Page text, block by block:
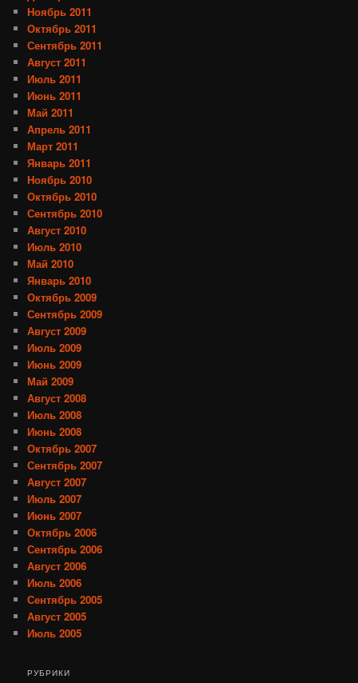
Ноябрь 2011
Октябрь 2011
Сентябрь 2011
Август 2011
Июль 2011
Июнь 2011
Май 2011
Апрель 2011
Март 2011
Январь 2011
Ноябрь 2010
Октябрь 2010
Сентябрь 2010
Август 2010
Июль 2010
Май 2010
Январь 2010
Октябрь 2009
Сентябрь 2009
Август 2009
Июль 2009
Июнь 2009
Май 2009
Август 2008
Июль 2008
Июнь 2008
Октябрь 2007
Сентябрь 2007
Август 2007
Июль 2007
Июнь 2007
Октябрь 2006
Сентябрь 2006
Август 2006
Июль 2006
Сентябрь 2005
Август 2005
Июль 2005
РУБРИКИ